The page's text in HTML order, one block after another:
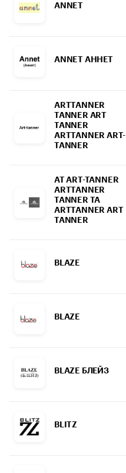
ANNET
ANNET АННЕТ
ARTTANNER
TANNER ART
TANNER
ARTTANNER ART-
TANNER
AT ART-TANNER
ARTTANNER
TANNER TA
ARTTANNER ART
TANNER
BLAZE
BLAZE
BLAZE БЛЕЙЗ
BLITZ